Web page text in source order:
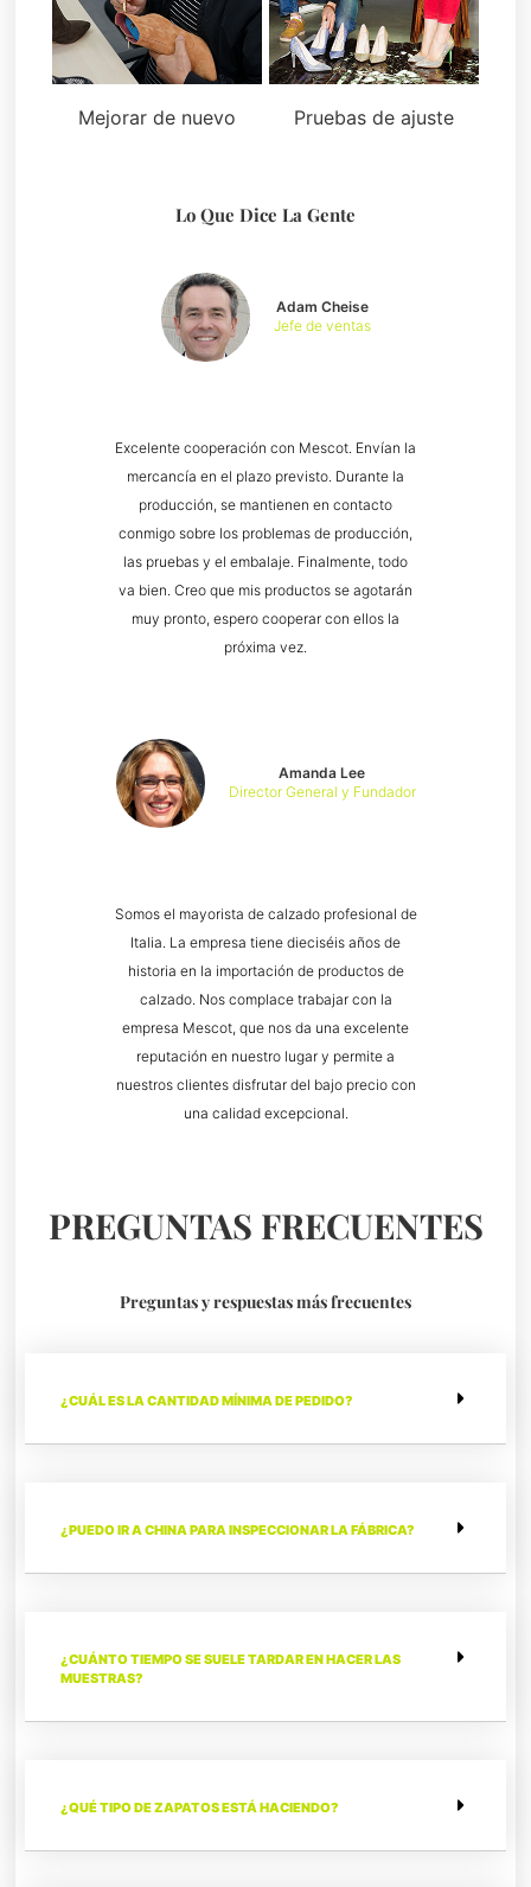
Mejorar de nuevo Pruebas de ajuste
Lo Que Dice La Gente
Somos el mayorista de calzado profesional de
Italia. La empresa tiene dieciséis años de
historia en la importación de productos de
calzado. Nos complace trabajar con la
empresa Mescot, que nos da una excelente
reputación en nuestro lugar y permite a
nuestros clientes disfrutar del bajo precio con
una calidad excepcional.
Amanda Lee
Director General y Fundador
Excelente cooperación con Mescot. Envían la
mercancía en el plazo previsto. Durante la
producción, se mantienen en contacto
conmigo sobre los problemas de producción,
las pruebas y el embalaje. Finalmente, todo
va bien. Creo que mis productos se agotarán
muy pronto, espero cooperar con ellos la
próxima vez.
Adam Cheise
Jefe de ventas
PREGUNTAS FRECUENTES
Preguntas y respuestas más frecuentes
¿CUÁL ES LA CANTIDAD MÍNIMA DE PEDIDO?
¿PUEDO IR A CHINA PARA INSPECCIONAR LA FÁBRICA?
¿CUÁNTO TIEMPO SE SUELE TARDAR EN HACER LAS
MUESTRAS?
¿QUÉ TIPO DE ZAPATOS ESTÁ HACIENDO?